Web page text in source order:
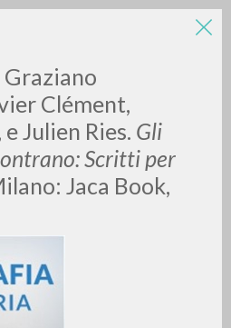
Graziano
Clément,
Julien Ries. Gli
Scritti per
Jaca Book,
TROVATI